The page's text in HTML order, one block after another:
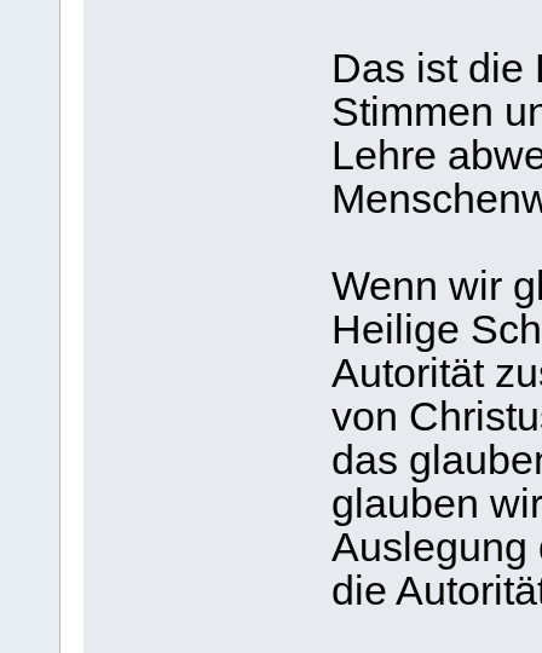
Das ist die
Stimmen
Lehre
Wenn wir
Heilige
Autorität
von
das
glauben
Auslegung
die